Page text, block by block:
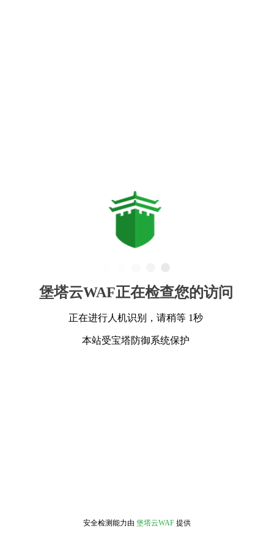
堡塔云WAF正在检查您的访问
正在进行人机识别，请稍等 1秒
本站受宝塔防御系统保护
安全检测能力由 堡塔云WAF 提供